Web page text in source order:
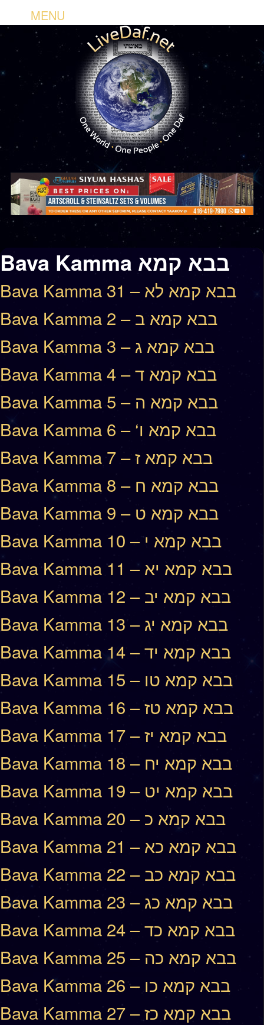
Bava Kamma בבא קמא
Bava Kamma 31 – בבא קמא לא
Bava Kamma 2 – בבא קמא ב
Bava Kamma 3 – בבא קמא ג
Bava Kamma 4 – בבא קמא ד
Bava Kamma 5 – בבא קמא ה
Bava Kamma 6 – ‘בבא קמא ו
Bava Kamma 7 – בבא קמא ז
Bava Kamma 8 – בבא קמא ח
Bava Kamma 9 – בבא קמא ט
Bava Kamma 10 – בבא קמא י
Bava Kamma 11 – בבא קמא יא
Bava Kamma 12 – בבא קמא יב
Bava Kamma 13 – בבא קמא יג
Bava Kamma 14 – בבא קמא יד
Bava Kamma 15 – בבא קמא טו
Bava Kamma 16 – בבא קמא טז
Bava Kamma 17 – בבא קמא יז
Bava Kamma 18 – בבא קמא יח
Bava Kamma 19 – בבא קמא יט
Bava Kamma 20 – בבא קמא כ
Bava Kamma 21 – בבא קמא כא
Bava Kamma 22 – בבא קמא כב
Bava Kamma 23 – בבא קמא כג
Bava Kamma 24 – בבא קמא כד
Bava Kamma 25 – בבא קמא כה
Bava Kamma 26 – בבא קמא כו
Bava Kamma 27 – בבא קמא כז
MENU